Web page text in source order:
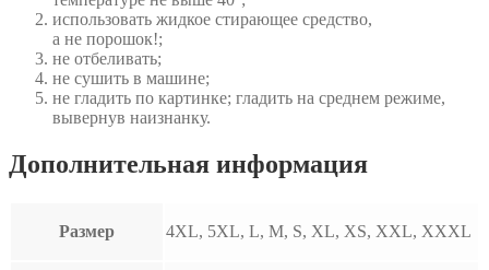
использовать жидкое стирающее средство,
а не порошок!;
не отбеливать;
не сушить в машине;
не гладить по картинке; гладить на среднем режиме,
вывернув наизнанку.
Дополнительная информация
Размер 4XL, 5XL, L, M, S, XL, XS, XXL, XXXL